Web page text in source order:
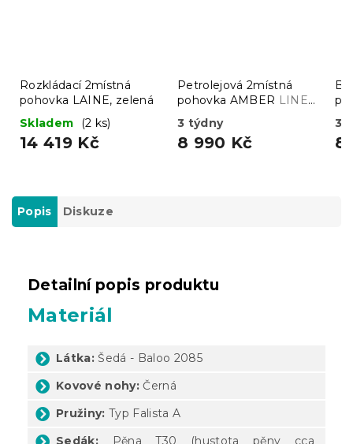
Rozkládací 2místná
pohovka LAINE, zelená
Skladem
(2 ks)
14 419 Kč
Petrolejová 2místná
pohovka AMBER LINEA
3 týdny
8 990 Kč
3
8
Popis Diskuze
Detailní popis produktu
Materiál
Látka:Šedá - Baloo 2085
Kovové nohy:Černá
Pružiny: Typ Falista A
Sedák: Pěna T30 (hustota pěny cca